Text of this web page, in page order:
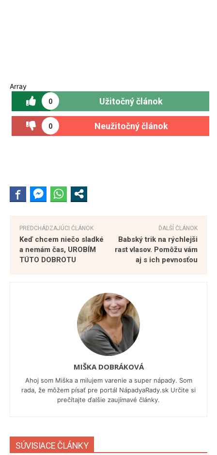
Array
0 Užitočný článok
0 Neužitočný článok
PREDCHÁDZAJÚCI ČLÁNOK
Keď chcem niečo sladké
a nemám čas, UROBÍM
TÚTO DOBROTU
ĎALŠÍ ČLÁNOK
Babský trik na rýchlejši
rast vlasov. Pomôžu vám
aj s ich pevnosťou
MIŠKA DOBRÁKOVÁ
Ahoj som Miška a milujem varenie a super nápady. Som
rada, že môžem písať pre portál NápadyaRady.sk Určite si
prečítajte ďalšie zaujímavé články.
SÚVISIACE ČLÁNKY